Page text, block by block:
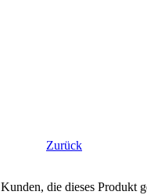
Zurück
Kunden, die dieses Produkt